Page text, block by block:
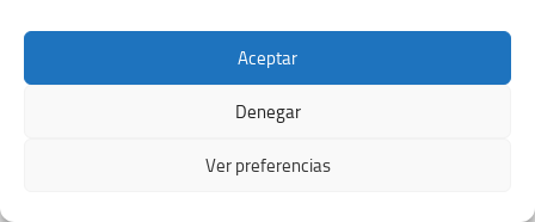
Aceptar
Denegar
Ver preferencias
Rosa López